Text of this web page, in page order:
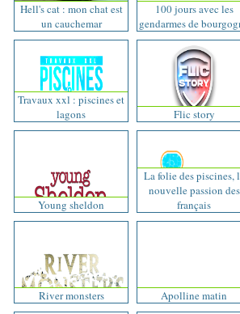
Hell's cat : mon chat est
un cauchemar
100 jours avec les
gendarmes de
Travaux xxl : piscines et
lagons
Flic story
Young sheldon
La folie des piscines,
nouvelle passion des
français
River monsters Apolline matin